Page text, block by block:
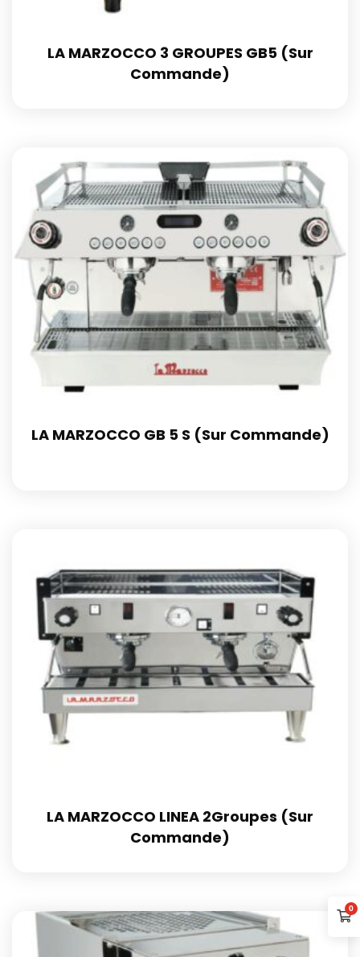
LA MARZOCCO 3 GROUPES GB5 (Sur
Commande)
LA MARZOCCO GB 5 S (Sur Commande)
LA MARZOCCO LINEA 2Groupes (Sur
Commande)
0